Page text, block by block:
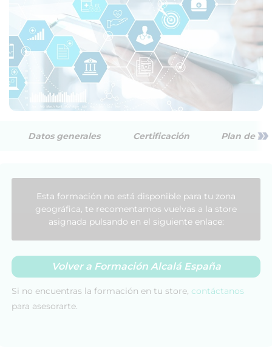
Datos generales Certificación Plan de »
Esta formación no está disponible para tu zona
geográfica, te recomentamos vuelvas a la store
asignada pulsando en el siguiente enlace:
Volver a Formación Alcalá España
Si no encuentras la formación en tu store, contáctanos
para asesorarte.